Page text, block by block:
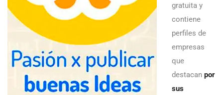
gratuita y
contiene
perfiles de
empresas
que
destacan por
sus